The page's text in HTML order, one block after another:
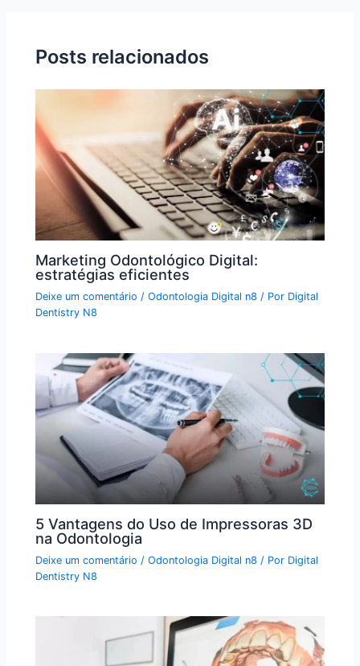
Posts relacionados
Marketing Odontológico Digital:
estratégias eficientes
Deixe um comentário /Odontologia Digital n8 / Por Digital
Dentistry N8
5 Vantagens do Uso de Impressoras 3D
na Odontologia
Deixe um comentário /Odontologia Digital n8 / Por Digital
Dentistry N8